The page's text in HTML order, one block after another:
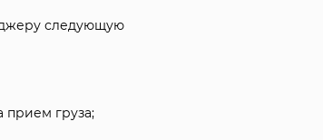
следующую
прием груза;